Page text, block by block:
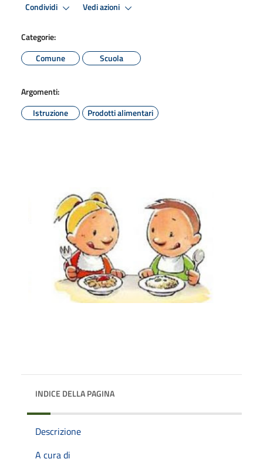
Condividi Vedi azioni
Categorie:
Comune
Scuola
Argomenti:
Istruzione
Prodotti alimentari
INDICE DELLA PAGINA
Descrizione
A cura di